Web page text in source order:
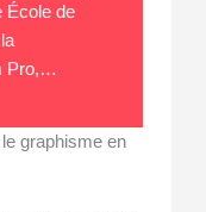
École de
Pro,…
graphisme en